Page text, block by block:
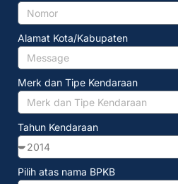
Alamat Kota/Kabupaten
Merk dan Tipe Kendaraan
Tahun Kendaraan
Pilih atas nama BPKB